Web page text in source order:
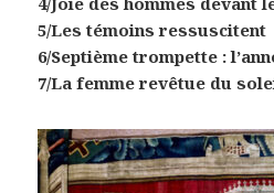
5/Les témoins ressuscitent
6/Septième trompette :
7/La femme revêtue du